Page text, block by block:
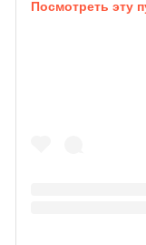
Посмотреть эту